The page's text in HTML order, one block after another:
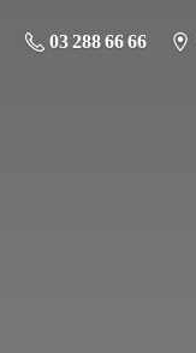
03 288 66 66